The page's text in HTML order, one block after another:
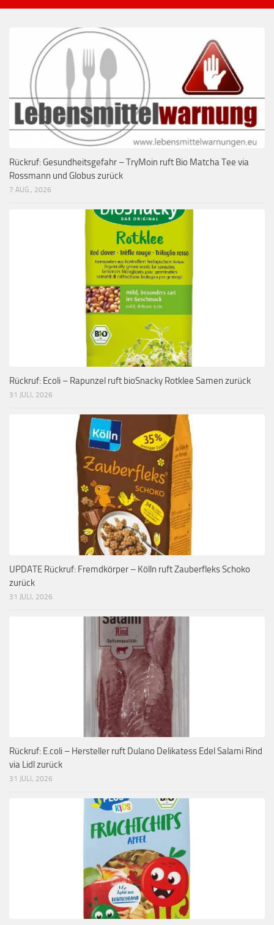
Rückruf: Gesundheitsgefahr – TryMoin ruft Bio Matcha Tee via
Rossmann und Globus zurück
7 AUG., 2026
Rückruf: Ecoli – Rapunzel ruft bioSnacky Rotklee Samen zurück
31 JULI, 2026
UPDATE Rückruf: Fremdkörper – Kölln ruft Zauberfleks Schoko
zurück
31 JULI, 2026
Rückruf: E.coli – Hersteller ruft Dulano Delikatess Edel Salami Rind
via Lidl zurück
31 JULI, 2026